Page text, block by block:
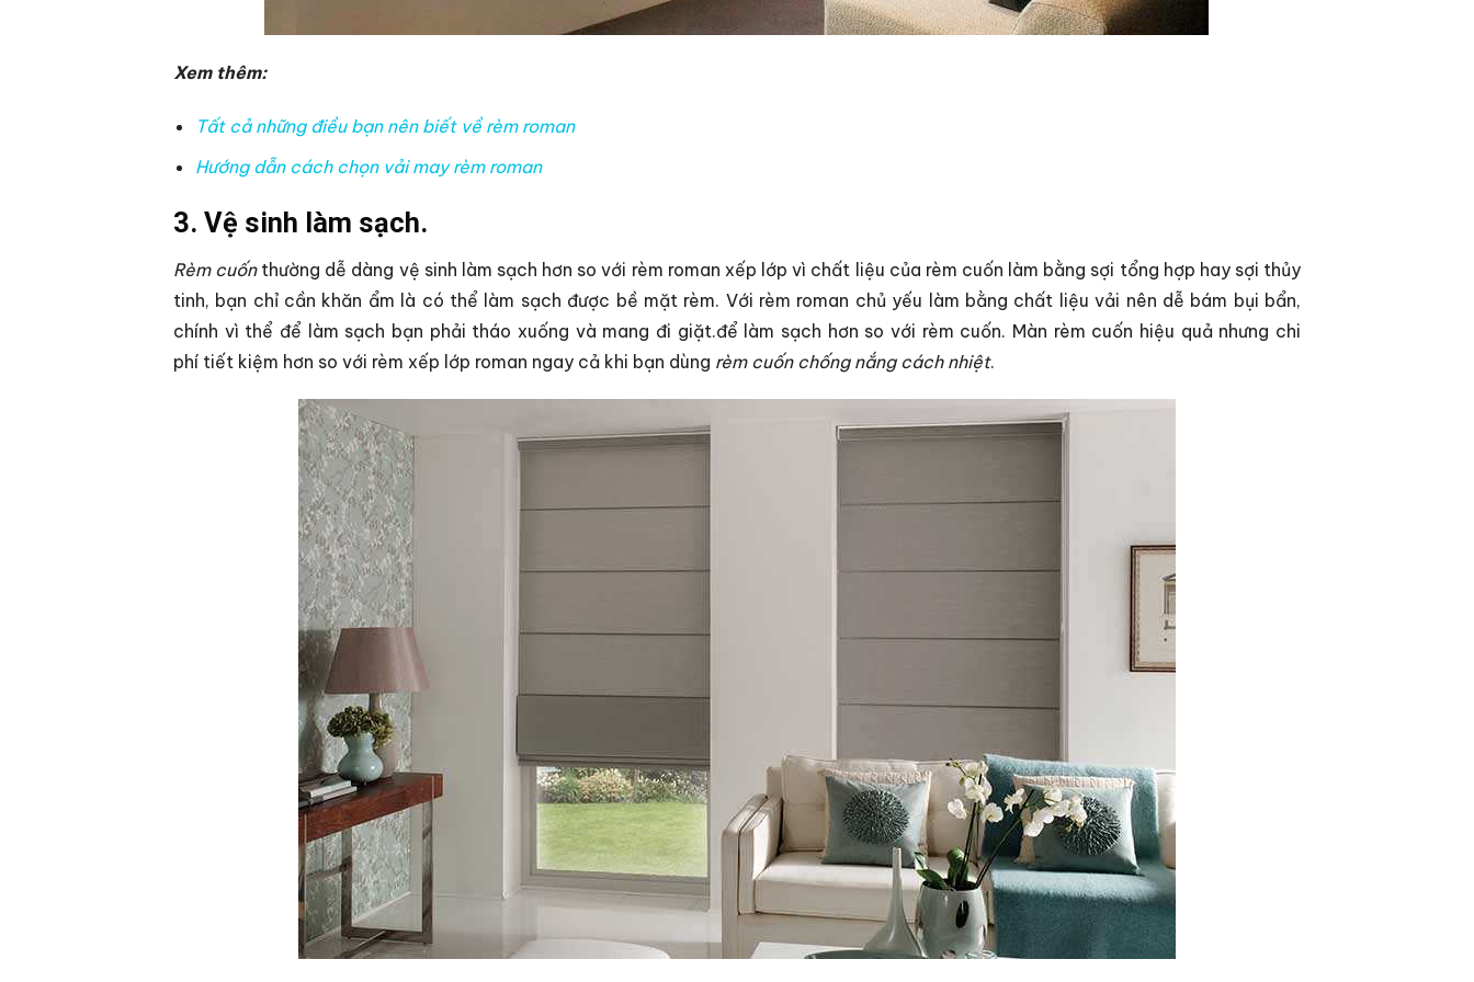
Xem thêm:
Tất cả những điều bạn nên biết về rèm roman
Hướng dẫn cách chọn vải may rèm roman
3. Vệ sinh làm sạch.
Rèm cuốnthường dễ dàng vệ sinh làm sạch hơn so với rèm roman xếp lớp vì chất liệu của rèm cuốn làm bằng sợi tổng hợp hay sợi thủy
tinh, bạn chỉ cần khăn ẩm là có thể làm sạch được bề mặt rèm. Với rèm roman chủ yếu làm bằng chất liệu vải nên dễ bám bụi bẩn,
chính vì thể để làm sạch bạn phải tháo xuống và mang đi giặt.để làm sạch hơn so với rèm cuốn. Màn rèm cuốn hiệu quả nhưng chi
phí tiết kiệm hơn so với rèm xếp lớp roman ngay cả khi bạn dùng rèm cuốn chống nắng cách nhiệt.